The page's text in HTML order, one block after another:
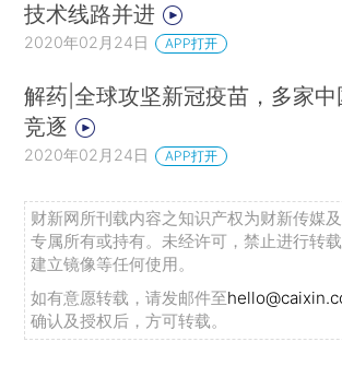
技术线路并进
2020年02月24日 APP打开
解药|全球攻坚新冠疫苗，多家
竞逐
2020年02月24日 APP打开
财新网所刊载内容之知识产权为财新传媒
专属所有或持有。未经许可，禁止进行转
建立镜像等任何使用。
如有意愿转载，请发邮件至
确认及授权后，方可转载。